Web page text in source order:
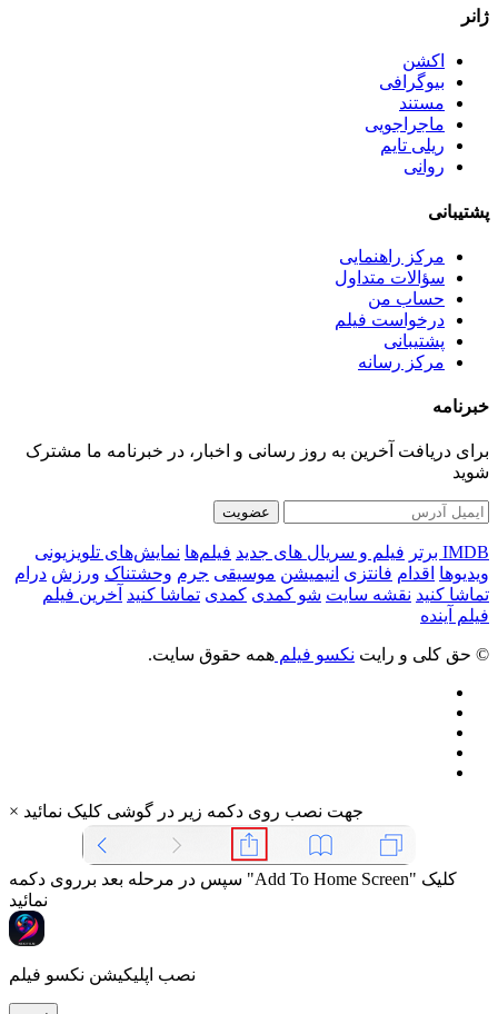
ژانر
اکشن
بیوگرافی
مستند
ماجراجویی
ریلی تایم
روانی
پشتیبانی
مرکز راهنمایی
سؤالات متداول
حساب من
درخواست فیلم
پشتیبانی
مرکز رسانه
خبرنامه
برای دریافت آخرین به روز رسانی و اخبار، در خبرنامه ما مشترک
شوید
عضویت
IMDB برتر فیلم و سریال های جدید فیلم‌ها نمایش‌های تلویزیونی
ویدیوها اقدام فانتزی انیمیشن موسیقی جرم وحشتناک ورزش درام
تماشا کنید نقشه سایت شو کمدی کمدی تماشا کنید آخرین فیلم
فیلم آینده
© حق کلی و رایت نکسو فیلم همه حقوق سایت.
× جهت نصب روی دکمه زیر در گوشی کلیک نمائید
سپس در مرحله بعد برروی دکمه "Add To Home Screen" کلیک
نمائید
نصب اپلیکیشن نکسو فیلم